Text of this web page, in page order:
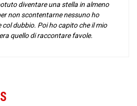
diventare una stella in almeno
non scontentarne nessuno ho
dubbio. Poi ho capito che il mio
quello di raccontare favole.